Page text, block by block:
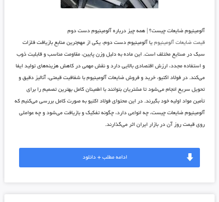
آلومینیوم ضایعات چیست؟ | همه چیز درباره آلومینیوم دست دوم
قیمت ضایعات آلومینیومیا آلومینیوم دست دوم، یکی از مهم‌ترین منابع بازیافت فلزات
سبک در صنایع مختلف است. این ماده به دلیل وزن پایین، مقاومت مناسب و قابلیت ذوب
و استفاده مجدد، ارزش اقتصادی بالایی دارد و نقش مهمی در کاهش هزینه‌های تولید ایفا
می‌کند. در فولاد اکتیو، خرید و فروش ضایعات آلومینیوم با شفافیت قیمتی، آنالیز دقیق و
تحویل سریع انجام می‌شود تا مشتریان بتوانند با اطمینان کامل بهترین تصمیم را برای
تأمین مواد اولیه خود بگیرند. در این محتوایفولاد اکتیوبه صورت کامل بررسی می‌کنیم که
آلومینیوم ضایعات چیست، چه انواعی دارد، چگونه تفکیک و بازیافت می‌شود و چه عواملی
روی قیمت روز آن در بازار ایران اثر می‌گذارند.
ادامه مطلب + دانلود